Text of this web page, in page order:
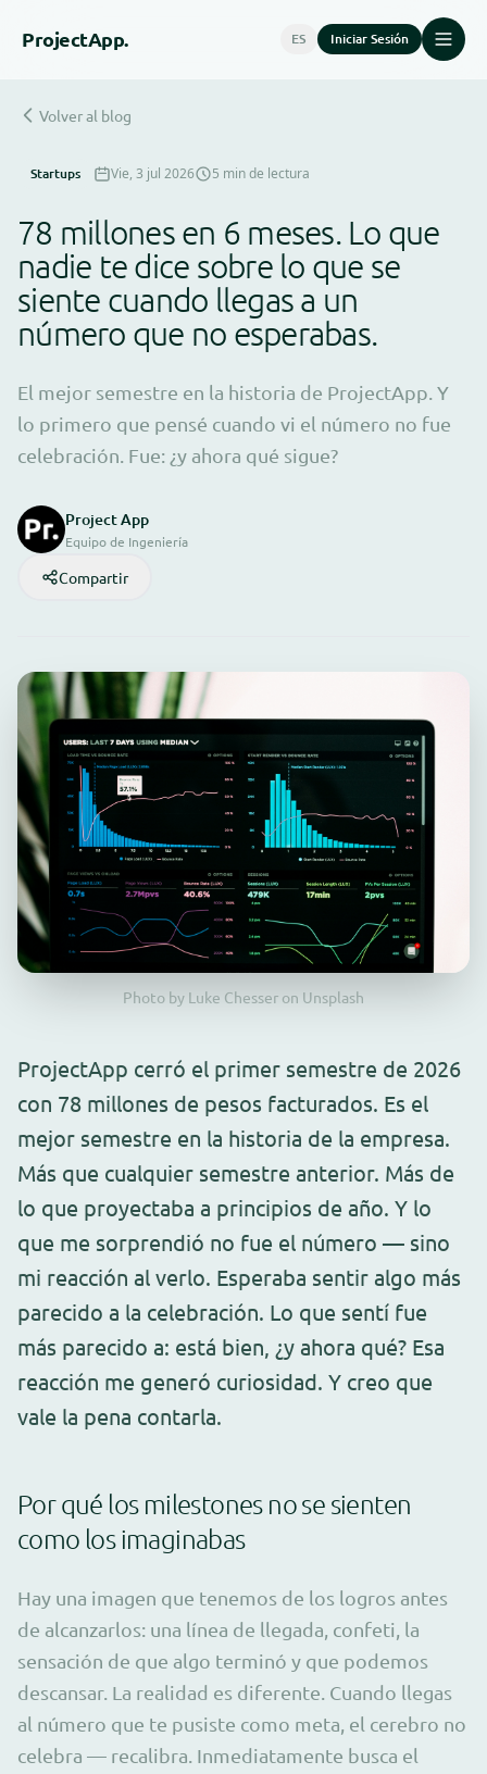
ProjectApp. ES Iniciar Sesión
Volver al blog
Startups Vie, 3 jul 2026 5 min de lectura
78 millones en 6 meses. Lo que
nadie te dice sobre lo que se
siente cuando llegas a un
número que no esperabas.
El mejor semestre en la historia de ProjectApp. Y
lo primero que pensé cuando vi el número no fue
celebración. Fue: ¿y ahora qué sigue?
Project App
Equipo de Ingeniería
Compartir
Photo by Luke Chesser on Unsplash
ProjectApp cerró el primer semestre de 2026
con 78 millones de pesos facturados. Es el
mejor semestre en la historia de la empresa.
Más que cualquier semestre anterior. Más de
lo que proyectaba a principios de año. Y lo
que me sorprendió no fue el número — sino
mi reacción al verlo. Esperaba sentir algo más
parecido a la celebración. Lo que sentí fue
más parecido a: está bien, ¿y ahora qué? Esa
reacción me generó curiosidad. Y creo que
vale la pena contarla.
Por qué los milestones no se sienten
como los imaginabas
Hay una imagen que tenemos de los logros antes
de alcanzarlos: una línea de llegada, confeti, la
sensación de que algo terminó y que podemos
descansar. La realidad es diferente. Cuando llegas
al número que te pusiste como meta, el cerebro no
celebra — recalibra. Inmediatamente busca el